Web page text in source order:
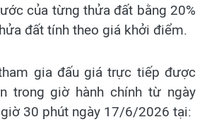
của từng thửa đất bằng 20%
đất tính theo giá khởi điểm.
gia đấu giá trực tiếp được
trong giờ hành chính từ ngày
30 phút ngày 17/6/2026 tại: